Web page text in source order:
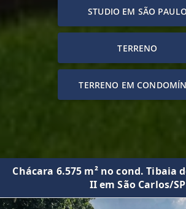
STUDIO EM SÃO
TERRENO
TERRENO EM
Chácara 6.575 m² no cond. Tibaia
II em São Carlos/SP